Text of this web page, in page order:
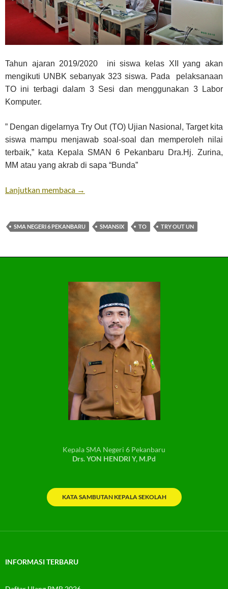
Tahun ajaran 2019/2020 ini siswa kelas XII yang akan
mengikuti UNBK sebanyak 323 siswa. Pada pelaksanaan
TO ini terbagi dalam 3 Sesi dan menggunakan 3 Labor
Komputer.
” Dengan digelarnya Try Out (TO) Ujian Nasional, Target kita
siswa mampu menjawab soal-soal dan memperoleh nilai
terbaik,” kata Kepala SMAN 6 Pekanbaru Dra.Hj. Zurina,
MM atau yang akrab di sapa “Bunda”
Lanjutkan membaca Try Out UN
→
SMA NEGERI 6 PEKANBARU SMANSIX TO TRY OUT UN
Kepala SMA Negeri 6 Pekanbaru
Drs. YON HENDRI Y, M.Pd
KATA SAMBUTAN KEPALA SEKOLAH
INFORMASI TERBARU